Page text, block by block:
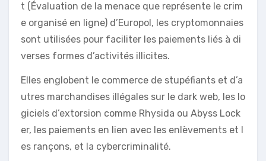
t (Évaluation de la menace que représente le crim
e organisé en ligne) d’Europol, les cryptomonnaies
sont utilisées pour faciliter les paiements liés à di
verses formes d’activités illicites.
Elles englobent le commerce de stupéfiants et d’a
utres marchandises illégales sur le dark web, les lo
giciels d’extorsion comme Rhysida ou Abyss Lock
er, les paiements en lien avec les enlèvements et l
es rançons, et la cybercriminalité.